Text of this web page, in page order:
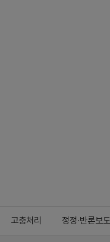
고충처리 정정·반론보도